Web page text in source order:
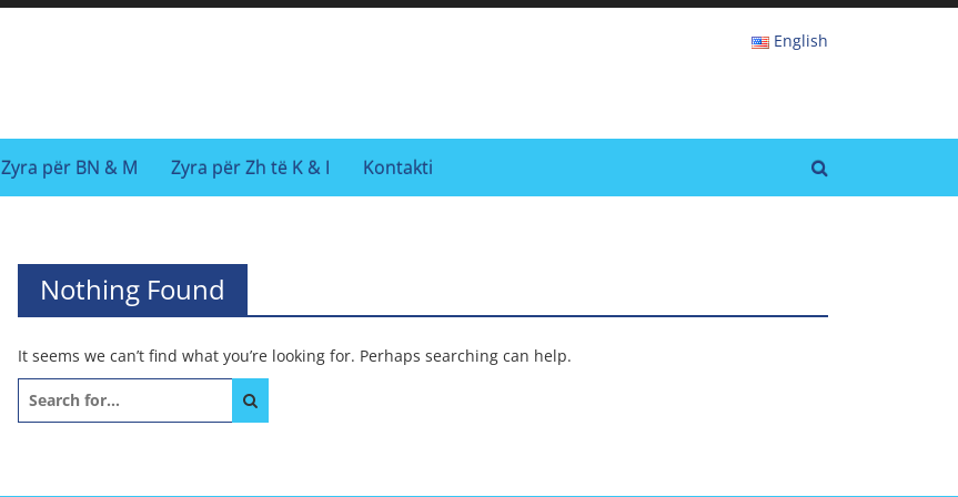
English
Zyra për BN & M Zyra për Zh të K & I Kontakti
Nothing Found
It seems we can’t find what you’re looking for. Perhaps searching can help.
for: